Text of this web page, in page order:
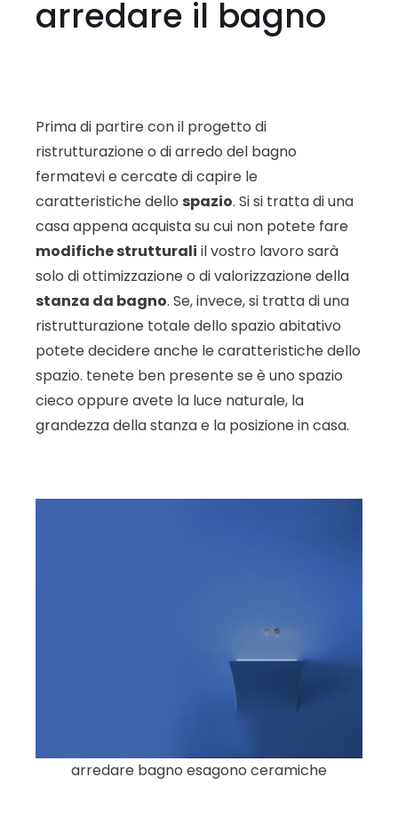
arredare il bagno
Prima di partire con il progetto di
ristrutturazione o di arredo del bagno
fermatevi e cercate di capire le
caratteristiche dello spazio. Si si tratta di una
casa appena acquista su cui non potete fare
modifiche strutturali il vostro lavoro sarà
solo di ottimizzazione o di valorizzazione della
stanza da bagno. Se, invece, si tratta di una
ristrutturazione totale dello spazio abitativo
potete decidere anche le caratteristiche dello
spazio. tenete ben presente se è uno spazio
cieco oppure avete la luce naturale, la
grandezza della stanza e la posizione in casa.
arredare bagno esagono ceramiche